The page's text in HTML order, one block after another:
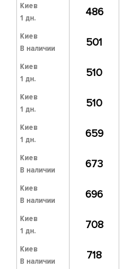
Киев
1 дн.
486
Киев
В наличии
501
Киев
1 дн.
510
Киев
1 дн.
510
Киев
1 дн.
659
Киев
В наличии
673
Киев
В наличии
696
Киев
1 дн.
708
Киев
В наличии
718